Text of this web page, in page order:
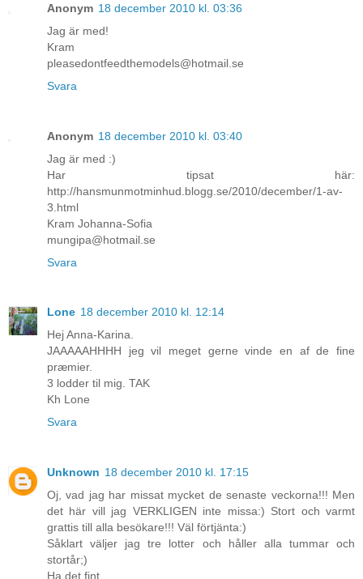
Anonym 18 december 2010 kl. 03:36
Jag är med!
Kram
pleasedontfeedthemodels@hotmail.se
Svara
Anonym 18 december 2010 kl. 03:40
Jag är med :)
Har tipsat här:
http://hansmunmotminhud.blogg.se/2010/december/1-av-
3.html
Kram Johanna-Sofia
mungipa@hotmail.se
Svara
Lone 18 december 2010 kl. 12:14
Hej Anna-Karina.
JAAAAAHHHH jeg vil meget gerne vinde en af de fine
præmier.
3 lodder til mig. TAK
Kh Lone
Svara
Unknown 18 december 2010 kl. 17:15
Oj, vad jag har missat mycket de senaste veckorna!!! Men
det här vill jag VERKLIGEN inte missa:) Stort och varmt
grattis till alla besökare!!! Väl förtjänta:)
Såklart väljer jag tre lotter och håller alla tummar och
stortår;)
Ha det fint,